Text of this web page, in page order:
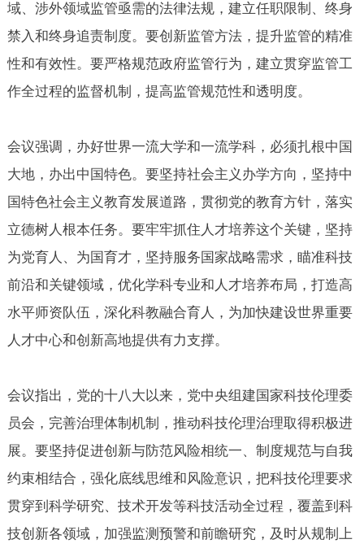
域、涉外领域监管亟需的法律法规，建立任职限制、终身
禁入和终身追责制度。要创新监管方法，提升监管的精准
性和有效性。要严格规范政府监管行为，建立贯穿监管工
作全过程的监督机制，提高监管规范性和透明度。
会议强调，办好世界一流大学和一流学科，必须扎根中国
大地，办出中国特色。要坚持社会主义办学方向，坚持中
国特色社会主义教育发展道路，贯彻党的教育方针，落实
立德树人根本任务。要牢牢抓住人才培养这个关键，坚持
为党育人、为国育才，坚持服务国家战略需求，瞄准科技
前沿和关键领域，优化学科专业和人才培养布局，打造高
水平师资队伍，深化科教融合育人，为加快建设世界重要
人才中心和创新高地提供有力支撑。
会议指出，党的十八大以来，党中央组建国家科技伦理委
员会，完善治理体制机制，推动科技伦理治理取得积极进
展。要坚持促进创新与防范风险相统一、制度规范与自我
约束相结合，强化底线思维和风险意识，把科技伦理要求
贯穿到科学研究、技术开发等科技活动全过程，覆盖到科
技创新各领域，加强监测预警和前瞻研究，及时从规制上